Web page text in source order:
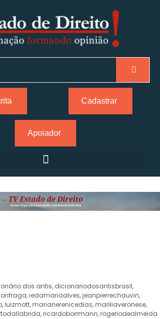
Cadastrar
Apoiador
dos antis, dicionariodosantisbrasil,
,iedamariaalves,jeanpierrechauvin,
,luizmott,marianerenicedias,mariliaveronese,
,ricardoborrmann,rogeriodealmeida